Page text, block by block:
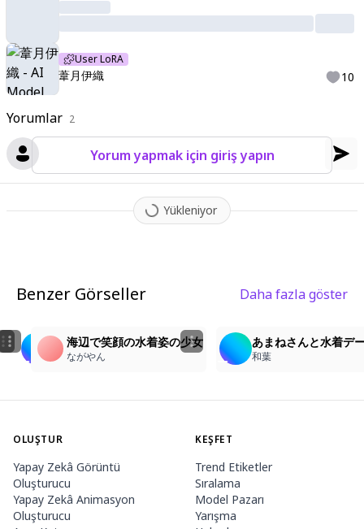
Yorumlar 2
Yorum yapmak için giriş yapın
Yükleniyor
User LoRA
葦月伊織 10
Benzer Görseller Daha fazla göster
水をかけちゃうぞぉ
Yasuo Nakabayashi
海で大はしゃぎ
okappp
海辺で笑顔の水着姿の少女
ながやん
あまねさんと水着デ
和葉
OLUŞTUR
Yapay Zekâ Görüntü
Oluşturucu
Yapay Zekâ Animasyon
Oluşturucu
KEŞFET
Trend Etiketler
Sıralama
Model Pazarı
Yarışma